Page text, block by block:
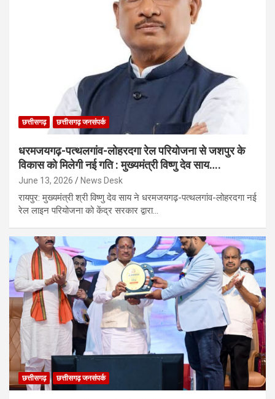
छत्तीसगढ़ छत्तीसगढ़ जनसंपर्क
धरमजयगढ़-पत्थलगांव-लोहरदगा रेल परियोजना से जशपुर के
विकास को मिलेगी नई गति : मुख्यमंत्री विष्णु देव साय….
June 13, 2026 News Desk
रायपुर: मुख्यमंत्री श्री विष्णु देव साय ने धरमजयगढ़-पत्थलगांव-लोहरदगा नई
रेल लाइन परियोजना को केंद्र सरकार द्वारा…
छत्तीसगढ़ छत्तीसगढ़ जनसंपर्क